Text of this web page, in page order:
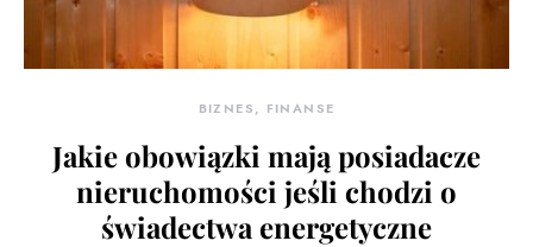
BIZNES, FINANSE
Jakie obowiązki mają posiadacze
nieruchomości jeśli chodzi o
świadectwa energetyczne